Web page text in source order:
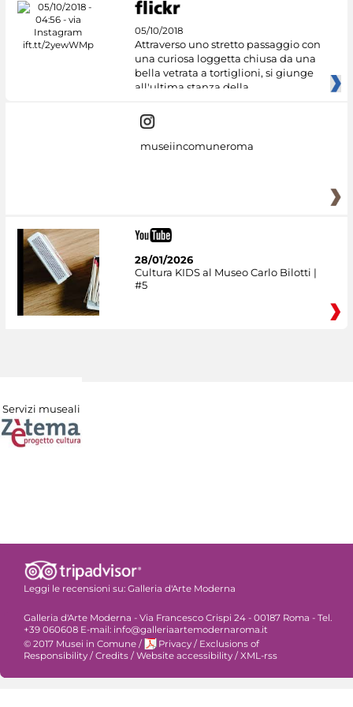
05/10/2018
Attraverso uno stretto passaggio con
una curiosa loggetta chiusa da una
bella vetrata a tortiglioni, si giunge
all'ultima stanza della
museiincomuneroma
28/01/2026
Cultura KIDS al Museo Carlo Bilotti |
#5
Servizi museali
Leggi le recensioni su: Galleria d'Arte Moderna
Galleria d'Arte Moderna - Via Francesco Crispi 24 - 00187 Roma - Tel.
+39 060608 E-mail: info@galleriaartemodernaroma.it
© 2017 Musei in Comune / Privacy / Exclusions of
Responsibility / Credits / Website accessibility / XML-rss